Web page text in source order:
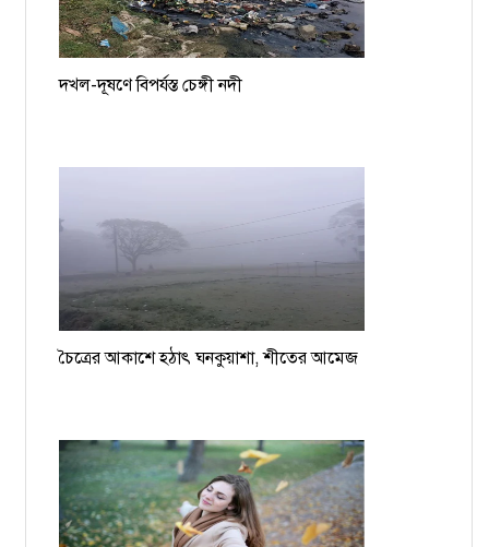
দখল-দূষণে বিপর্যস্ত চেঙ্গী নদী
চৈত্রের আকাশে হঠাৎ ঘনকুয়াশা, শীতের আমেজ